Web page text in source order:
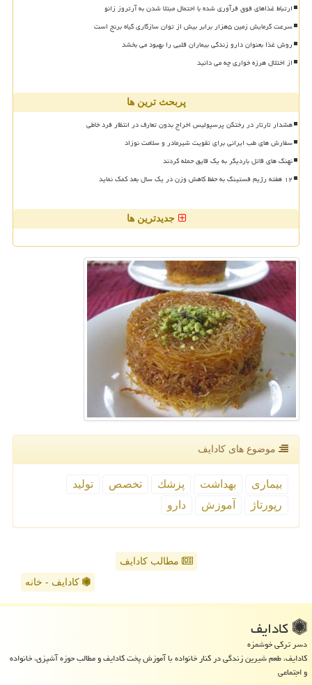
ارتباط غذاهای فوق فرآوری شده با احتمال مبتلا شدن به آرتروز زانو
سرعت گرمایش زمین ۵هزار برابر بیش از توان سازگاری گیاه برنج است
روش غذا بعنوان دارو زندگی بیماران قلبی را بهبود می بخشد
از اختلال هرزه خواری چه می دانید
پربحث ترین ها
هشدار تارتار در رختکن پرسپولیس اخراج بدون تعارف در انتظار فرد خاطی
سفارش های طب ایرانی برای تقویت شیرمادر و سلامت نوزاد
نهنگ های قاتل باردیگر به یک قایق حمله کردند
۱۲ هفته رژیم فستینگ به حفظ کاهش وزن در یک سال بعد کمک نماید
جدیدترین ها
موضوع های كادایف
بیماری بهداشت پزشك تخصص
تولید
رپورتاژ
آموزش دارو
مطالب کادایف
کادایف - خانه
كادایف
دسر ترکی خوشمزه
کادایف، طعم شیرین زندگی در کنار خانواده با آموزش پخت کادایف و مطالب حوزه آشپزی، خانواده
و اجتماعی